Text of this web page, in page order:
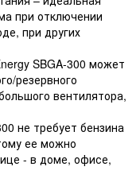
при отключении
при других
SBGA-300 может
резервного
вентилятора,
не требует бензина
ее можно
- в доме, офисе,